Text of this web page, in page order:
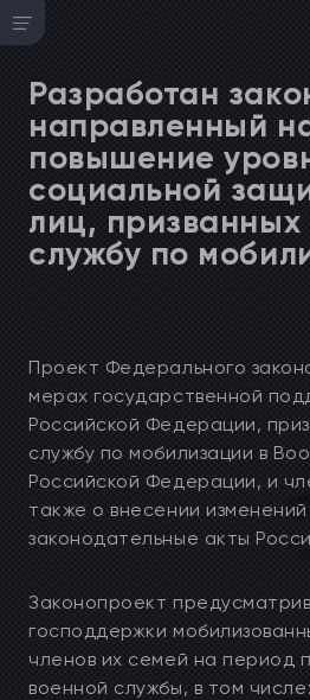
Разработан
направленный
повышение
социальной
лиц,
службу по
Проект Федерального
мерах государственной
Российской Федерации,
службу по мобилизации в
Российской Федерации, и
также о внесении
законодательные акты
Законопроект
господдержки
членов их семей на период
военной службы, в том